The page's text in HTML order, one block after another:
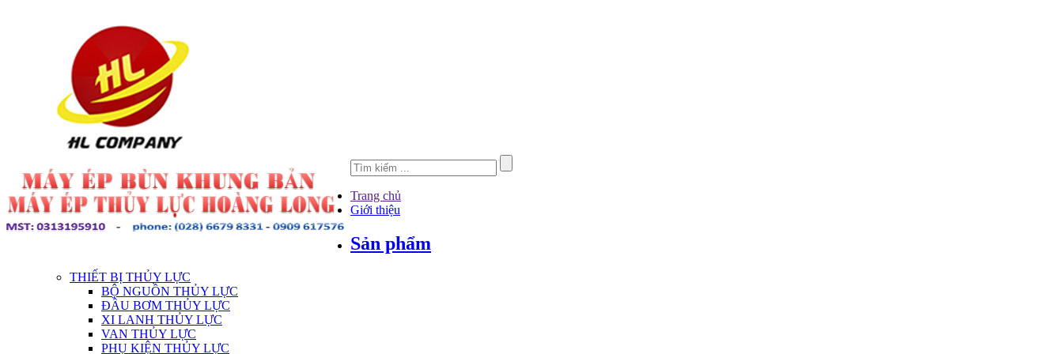
Trang chủ
Giới thiệu
Sản phẩm
THIẾT BỊ THỦY LỰC
BỘ NGUỒN THỦY LỰC
ĐẦU BƠM THỦY LỰC
XI LANH THỦY LỰC
VAN THỦY LỰC
PHỤ KIỆN THỦY LỰC